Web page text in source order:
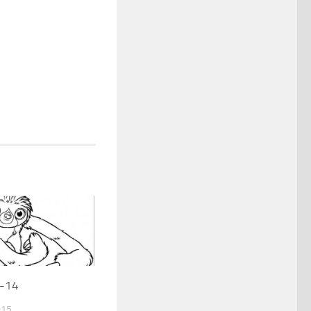
14